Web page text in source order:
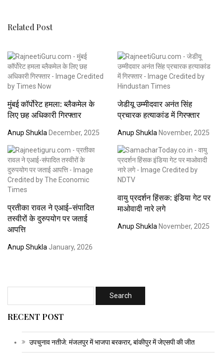
Related Post
मुंबई कॉर्पोरेट हमला: ब्लैकमेल के
लिए छह अधिकारी गिरफ्तार
Anup Shukla December, 2025
जेडीयू उम्मीदवार अनंत सिंह
प्रचारक हत्याकांड में गिरफ्तार
Anup Shukla November, 2025
प्रतीका रावल ने एआई-संपादित
तस्वीरों के दुरुपयोग पर जताई
आपत्ति
Anup Shukla January, 2026
वायु प्रदर्शन हिंसक: इंडिया गेट पर
माओवादी नारे लगे
Anup Shukla November, 2025
RECENT POST
उपचुनाव नतीजे: मंजलपुर में भाजपा बरकरार, बांकीपुर में जेएसपी की जीत